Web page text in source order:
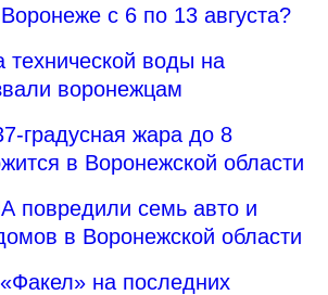
с 6 по 13 августа?
технической воды на
воронежцам
градусная жара до 8
в Воронежской области
повредили семь авто и
в Воронежской области
на последних